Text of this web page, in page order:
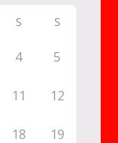
S S
4 5
11 12
18 19